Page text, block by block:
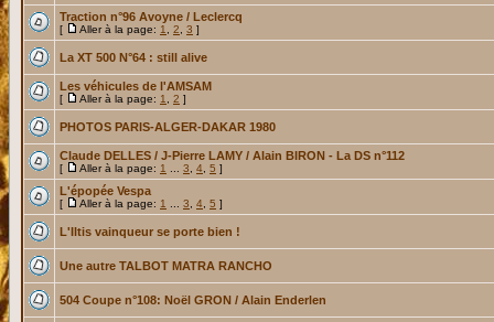
Traction n°96 Avoyne / Leclercq
[ Aller à la page: 1 2 3 ]
La XT 500 N°64 : still alive
Les véhicules de l'AMSAM
[ Aller à la page: 1 2 ]
PHOTOS PARIS-ALGER-DAKAR 1980
Claude DELLES / J-Pierre LAMY / Alain BIRON - La DS n°112
[ Aller à la page: 1 3 4 5 ]
L'épopée Vespa
[ Aller à la page: 1 3 4 5 ]
L'Iltis vainqueur se porte bien !
Une autre TALBOT MATRA RANCHO
504 Coupe n°108: Noël GRON / Alain Enderlen